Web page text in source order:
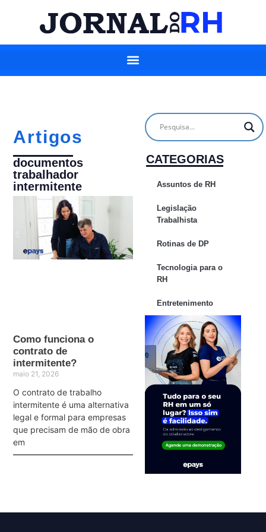
Artigos
documentos
trabalhador
intermitente
Como funciona o
contrato de
intermitente?
maio 21, 2026
O contrato de trabalho
intermitente é uma alternativa
legal e formal para empresas
que precisam de mão de obra
em
CATEGORIAS
Assuntos de RH
Legislação
Trabalhista
Rotinas de DP
Tecnologia para o
RH
Entretenimento